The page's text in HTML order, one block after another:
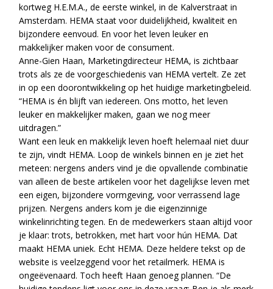
kortweg H.E.M.A., de eerste winkel, in de Kalverstraat in
Amsterdam. HEMA staat voor duidelijkheid, kwaliteit en
bijzondere eenvoud. En voor het leven leuker en
makkelijker maken voor de consument.
Anne-Gien Haan, Marketingdirecteur HEMA, is zichtbaar
trots als ze de voorgeschiedenis van HEMA vertelt. Ze zet
in op een doorontwikkeling op het huidige marketingbeleid.
“HEMA is én blijft van iedereen. Ons motto, het leven
leuker en makkelijker maken, gaan we nog meer
uitdragen.”
Want een leuk en makkelijk leven hoeft helemaal niet duur
te zijn, vindt HEMA. Loop de winkels binnen en je ziet het
meteen: nergens anders vind je die opvallende combinatie
van alleen de beste artikelen voor het dagelijkse leven met
een eigen, bijzondere vormgeving, voor verrassend lage
prijzen. Nergens anders kom je die eigenzinnige
winkelinrichting tegen. En de medewerkers staan altijd voor
je klaar: trots, betrokken, met hart voor hún HEMA. Dat
maakt HEMA uniek. Echt HEMA. Deze heldere tekst op de
website is veelzeggend voor het retailmerk. HEMA is
ongeëvenaard. Toch heeft Haan genoeg plannen. “De